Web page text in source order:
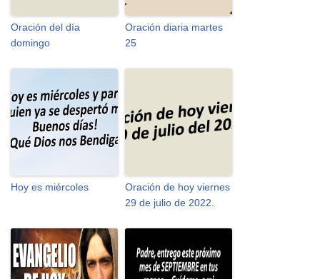
Oración del día
domingo
Oración diaria martes
25
Hoy es miércoles
Oración de hoy viernes
29 de julio de 2022.